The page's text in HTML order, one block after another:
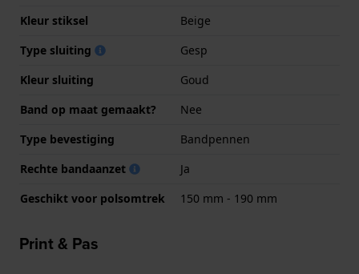
Kleur stiksel
Beige
Type sluiting
Gesp
Kleur sluiting
Goud
Band op maat gemaakt?
Nee
Type bevestiging
Bandpennen
Rechte bandaanzet
Ja
Geschikt voor polsomtrek
150 mm - 190 mm
Print & Pas